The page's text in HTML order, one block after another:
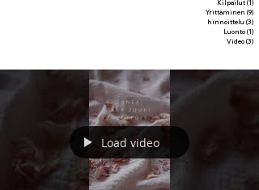
Kilpailut (1)
Yrittäminen (9)
hinnoittelu (3)
Luonto (1)
Video (3)
Load video